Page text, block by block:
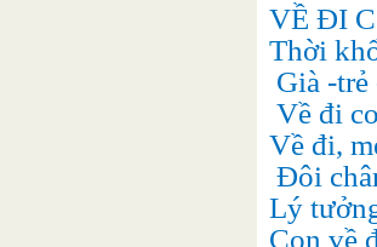
VỀ ĐI C
Thời
Già -
Về đi
Về đi,
Đôi
Lý
Con về